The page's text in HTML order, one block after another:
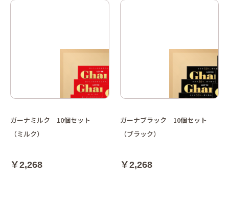
ガーナミルク 10個セット
（ミルク）
￥2,268
ガーナブラック 10個セット
（ブラック）
￥2,268